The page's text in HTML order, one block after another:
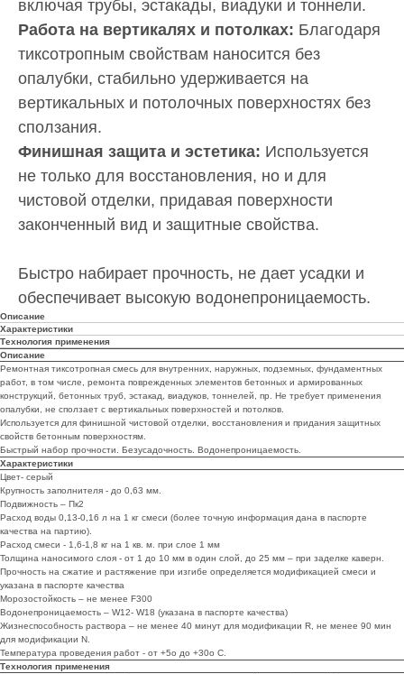
включая трубы, эстакады, виадуки и тоннели.
Работа на вертикалях и потолках: Благодаря
тиксотропным свойствам наносится без
опалубки, стабильно удерживается на
вертикальных и потолочных поверхностях без
сползания.
Финишная защита и эстетика: Используется
не только для восстановления, но и для
чистовой отделки, придавая поверхности
законченный вид и защитные свойства.
Быстро набирает прочность, не дает усадки и
обеспечивает высокую водонепроницаемость.
Описание
Характеристики
Технология применения
Описание
Ремонтная тиксотропная смесь для внутренних, наружных, подземных, фундаментных
работ, в том числе, ремонта поврежденных элементов бетонных и армированных
конструкций, бетонных труб, эстакад, виадуков, тоннелей, пр. Не требует применения
опалубки, не сползает с вертикальных поверхностей и потолков.
Используется для финишной чистовой отделки, восстановления и придания защитных
свойств бетонным поверхностям.
Быстрый набор прочности. Безусадочность. Водонепроницаемость.
Характеристики
Цвет- серый
Крупность заполнителя - до 0,63 мм.
Подвижность – Пк2
Расход воды 0,13-0,16 л на 1 кг смеси (более точную информация дана в паспорте
качества на партию).
Расход смеси - 1,6-1,8 кг на 1 кв. м. при слое 1 мм
Толщина наносимого слоя - от 1 до 10 мм в один слой, до 25 мм – при заделке каверн.
Прочность на сжатие и растяжение при изгибе определяется модификацией смеси и
указана в паспорте качества
Морозостойкость – не менее F300
Водонепроницаемость – W12- W18 (указана в паспорте качества)
Жизнеспособность раствора – не менее 40 минут для модификации R, не менее 90 мин
для модификации N.
Температура проведения работ - от +5о до +30о С.
Технология применения